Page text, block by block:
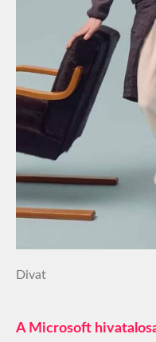
Divat
A Microsoft